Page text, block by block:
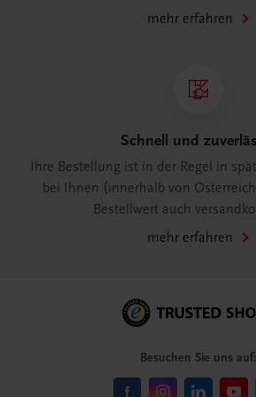
mehr erfahren
Schnell und
Ihre Bestellung ist in der Regel in
bei Ihnen (innerhalb von
Bestellwert auch
mehr erfahren
Besuchen Sie uns auf: